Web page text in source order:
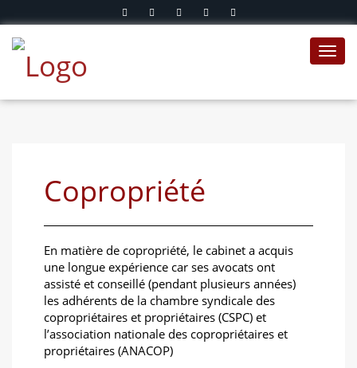
Copropriété
En matière de copropriété, le cabinet a acquis
une longue expérience car ses avocats ont
assisté et conseillé (pendant plusieurs années)
les adhérents de la chambre syndicale des
copropriétaires et propriétaires (CSPC) et
l’association nationale des copropriétaires et
propriétaires (ANACOP)